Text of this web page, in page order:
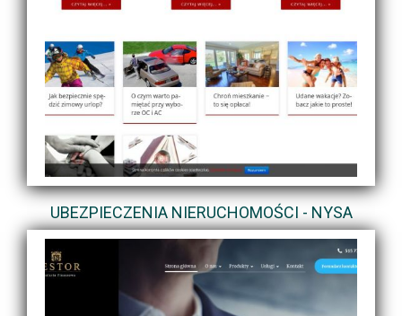
UBEZPIECZENIA NIERUCHOMOŚCI - NYSA